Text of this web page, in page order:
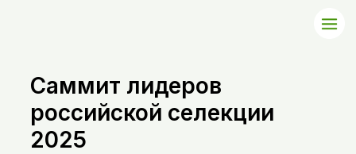
Саммит лидеров
российской селекции
2025